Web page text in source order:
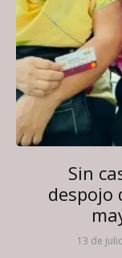
Sin
despojo
13 de